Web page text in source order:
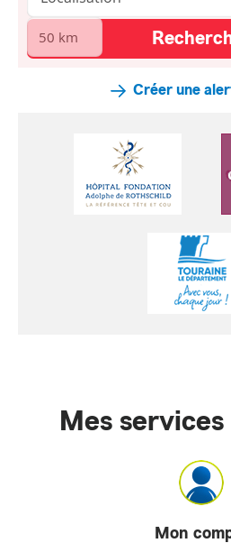
Créer une
Mes
Mon